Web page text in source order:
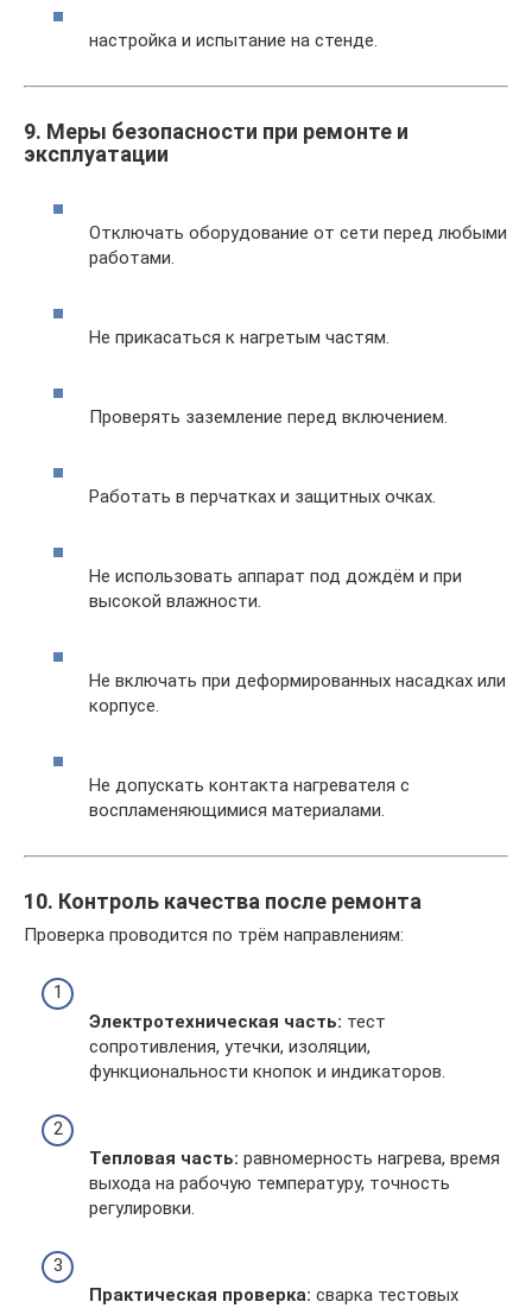
настройка и испытание на стенде.
9. Меры безопасности при ремонте и
эксплуатации
Отключать оборудование от сети перед любыми
работами.
Не прикасаться к нагретым частям.
Проверять заземление перед включением.
Работать в перчатках и защитных очках.
Не использовать аппарат под дождём и при
высокой влажности.
Не включать при деформированных насадках или
корпусе.
Не допускать контакта нагревателя с
воспламеняющимися материалами.
10. Контроль качества после ремонта
Проверка проводится по трём направлениям:
Электротехническая часть: тест
сопротивления, утечки, изоляции,
функциональности кнопок и индикаторов.
Тепловая часть: равномерность нагрева, время
выхода на рабочую температуру, точность
регулировки.
Практическая проверка: сварка тестовых